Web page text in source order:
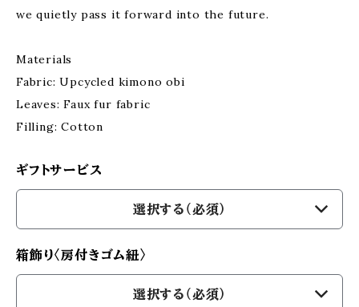
we quietly pass it forward into the future.
Materials
Fabric: Upcycled kimono obi
Leaves: Faux fur fabric
Filling: Cotton
ギフトサービス
選択する（必須）
箱飾り〈房付きゴム紐〉
選択する（必須）